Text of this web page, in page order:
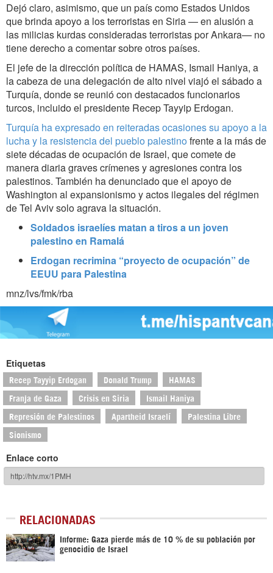
Dejó claro, asimismo, que un país como Estados Unidos
que brinda apoyo a los terroristas en Siria — en alusión a
las milicias kurdas consideradas terroristas por Ankara— no
tiene derecho a comentar sobre otros países.
El jefe de la dirección política de HAMAS, Ismail Haniya, a
la cabeza de una delegación de alto nivel viajó el sábado a
Turquía, donde se reunió con destacados funcionarios
turcos, incluido el presidente Recep Tayyip Erdogan.
Turquía ha expresado en reiteradas ocasiones su apoyo a la
lucha y la resistencia del pueblo palestino frente a la más de
siete décadas de ocupación de Israel, que comete de
manera diaria graves crímenes y agresiones contra los
palestinos. También ha denunciado que el apoyo de
Washington al expansionismo y actos ilegales del régimen
de Tel Aviv solo agrava la situación.
Soldados israelíes matan a tiros a un joven
palestino en Ramalá
Erdogan recrimina “proyecto de ocupación” de
EEUU para Palestina
mnz/lvs/fmk/rba
Etiquetas
Recep Tayyip Erdogan Donald Trump HAMAS
Franja de Gaza Crisis en Siria Ismail Haniya
Represión de Palestinos Apartheid Israelí Palestina Libre
Sionismo
Enlace corto
RELACIONADAS
Informe: Gaza pierde más de 10 % de su población por
genocidio de Israel